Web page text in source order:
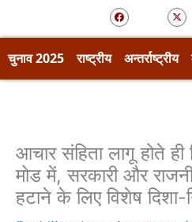
F
a
c
e
X
-
t
w
t
t
r
चुनाव 2025 राष्ट्रीय अन्तर्राष्ट्रीय
आचार संहिता लागू होते
मोड में, सरकारी और
हटाने के लिए विशेष दिशा-